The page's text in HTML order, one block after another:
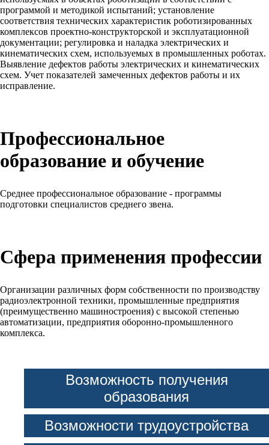
программой и методикой испытаний; установление
соответствия технических характеристик роботизированных
комплексов проектно-конструкторской и эксплуатационной
документации; регулировка и наладка электрических и
кинематических схем, используемых в промышленных роботах.
Выявление дефектов работы электрических и кинематических
схем. Учет показателей замеченных дефектов работы и их
исправление.
Профессиональное
образование и обучение
Среднее профессиональное образование - программы
подготовки специалистов среднего звена.
Сфера применения профессии
Организации различных форм собственности по производству
радиоэлектронной техники, промышленные предприятия
(преимущественно машиностроения) с высокой степенью
автоматизации, предприятия оборонно-промышленного
комплекса.
Возможность получения
образования
Возможности трудоустройства